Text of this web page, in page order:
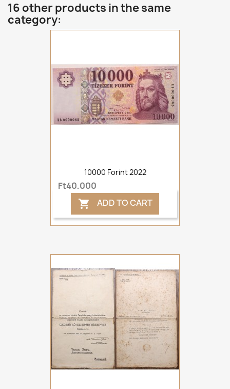
16 other products in the same
category:
10000 Forint 2022
Ft40,000
 ADD TO CART